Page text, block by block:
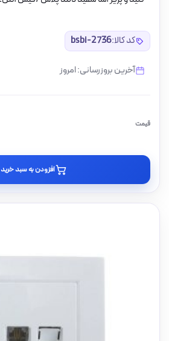
کد کالا:bsbi-2736
آخرین بروزرسانی: امروز
قیمت
افزودن به سبد خرید